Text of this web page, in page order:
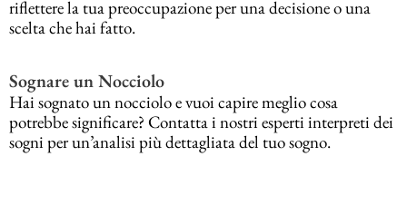
riflettere la tua preoccupazione per una decisione o una
scelta che hai fatto.
Sognare un Nocciolo
Hai sognato un nocciolo e vuoi capire meglio cosa
potrebbe significare? Contatta i nostri esperti interpreti dei
sogni per un’analisi più dettagliata del tuo sogno.